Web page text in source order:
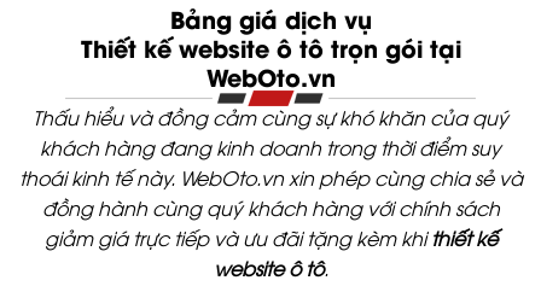
Bảng giá dịch vụ
Thiết kế website ô tô trọn gói tại
WebOto.vn
Thấu hiểu và đồng cảm cùng sự khó khăn của quý
khách hàng đang kinh doanh trong thời điểm suy
thoái kinh tế này. WebOto.vn xin phép cùng chia sẻ và
đồng hành cùng quý khách hàng với chính sách
giảm giá trực tiếp và ưu đãi tặng kèm khithiết kế
website ô tô.